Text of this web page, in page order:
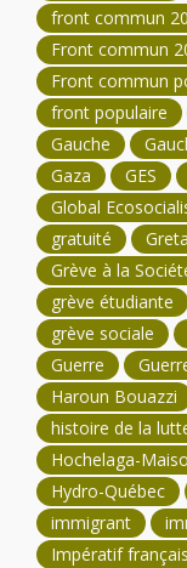
front commun
Front commun
Front commun
front populaire
Gauche
Gaza
GES
Global
gratuité
Grève à la
grève étudiante
grève sociale
Guerre
Haroun Bouazzi
histoire de la
Hochelaga-
Hydro-Québec
immigrant
Impératif français